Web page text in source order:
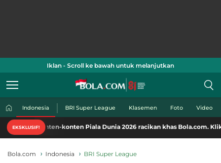
Iklan - Scroll ke bawah untuk melanjutkan
Indonesia BRI Super League Klasemen Foto Video
EKSKLUSIF!
konten Piala Dunia 2026 racikan khas Bola.com. Klik di sini!
Bola.com Indonesia BRI Super League